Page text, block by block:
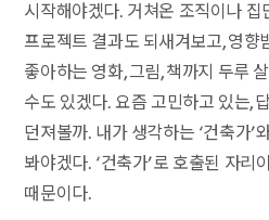
시작해야겠다. 거쳐온 조직이나 집
프로젝트 결과도 되새겨보고, 영향
좋아하는 영화, 그림, 책까지 두루
수도 있겠다. 요즘 고민하고 있는,
던져볼까. 내가 생각하는 ‘건축가’
봐야겠다. ‘건축가’로 호출된 자리
때문이다.